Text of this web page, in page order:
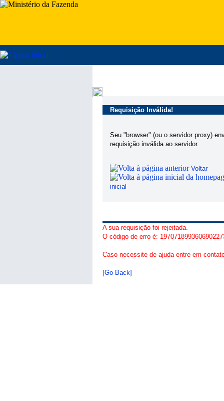
Requisição Inválida!
Seu "browser" (ou o servidor proxy)
requisição inválida ao servidor.
Voltar
inicial
A sua requisição foi rejeitada.
O código de erro é:
Caso necessite de ajuda entre em
[Go Back]